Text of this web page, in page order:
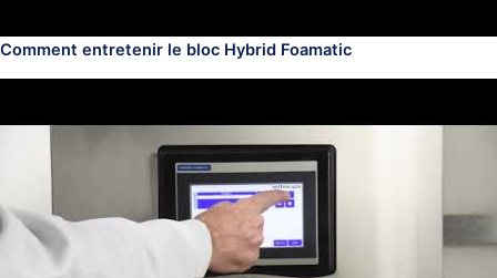
Comment entretenir le bloc Hybrid Foamatic